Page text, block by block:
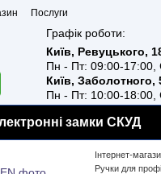
Послуги
Графік роботи:
Київ, Ревуцького,
Пн - Пт: 09:00-17:00,
Київ, Заболотного,
Пн - Пт: 10:00-18:00,
замки СКУД
Інтернет-
Ручки для